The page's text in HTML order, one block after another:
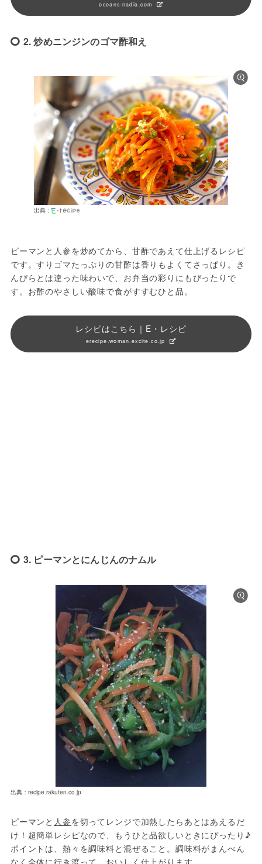
oceans-nadia.com
2. 炒めニンジンのゴマ酢和え
出典：
ピーマンと人参を炒めてから、甘酢であえて仕上げるレシピ
です。すりゴマたっぷりの甘酢は香りもよくてさっぱり。き
んぴらとは違った味わいで、お弁当の彩りにもぴったりで
す。お酢のやさしい酸味で食がすすむひと品。
レシピはこちら｜E・レシピ
erecipe.woman.excite.co.jp
3. ピーマンとにんじんのナムル
出典：recipe.rakuten.co.jp
ピーマンと 人参を切ってレンジで加熱したらあとはあえるだ
け！超簡単レシピなので、もうひと品欲しいときにぴったり♪
ポイントは、熱々を調味料と混ぜること。調味料がまんべん
なく全体に行き渡って、おいしく仕上がります。